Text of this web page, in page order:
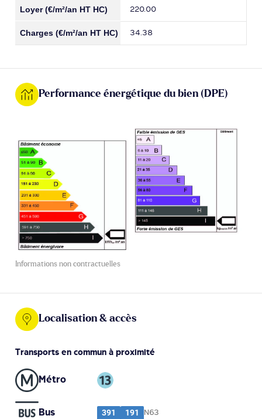
220.00
34.38
Performance énergétique du bien (DPE)
Informations non contractuelles
Localisation & accès
Transports en commun à proximité
Métro
Bus 391 191 N63